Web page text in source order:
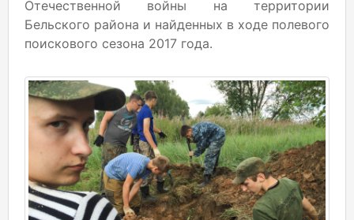
Отечественной войны на территории
Бельского района и найденных в ходе полевого
поискового сезона 2017 года.